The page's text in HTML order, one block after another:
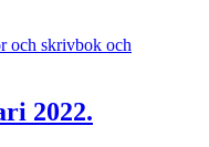
2022.